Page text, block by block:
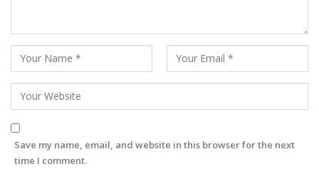
Save my name, email, and website in this browser for the next
time I comment.